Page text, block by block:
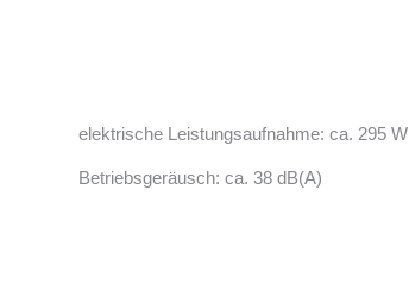
elektrische Leistungsaufnahme: ca. 295 W
Betriebsgeräusch: ca. 38 dB(A)